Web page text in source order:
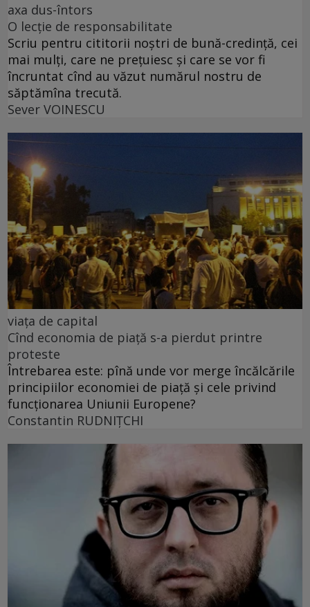
axa dus-întors
O lecție de responsabilitate
Scriu pentru cititorii noștri de bună-credință, cei
mai mulți, care ne prețuiesc și care se vor fi
încruntat cînd au văzut numărul nostru de
săptămîna trecută.
Sever VOINESCU
viața de capital
Cînd economia de piață s-a pierdut printre
proteste
Întrebarea este: pînă unde vor merge încălcările
principiilor economiei de piață și cele privind
funcționarea Uniunii Europene?
Constantin RUDNIŢCHI